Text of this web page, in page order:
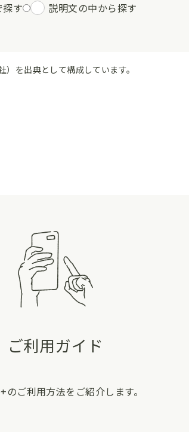
探す 説明文の中から探す
を出典として構成しています。
ご利用ガイド
のご利用方法をご紹介します。